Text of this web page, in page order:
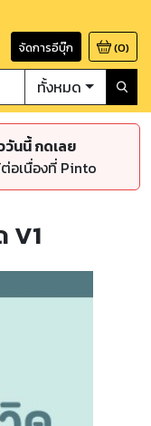
จัดการอีบุ๊ก (0)
ทั้งหมด
วันนี้ กดเลย
อเนื่องที่ Pinto
V1